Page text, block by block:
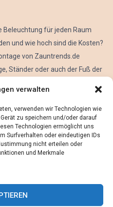
verwalten
verwenden wir Technologien wie
zu speichern und/oder darauf
Technologien ermöglicht uns
Surfverhalten oder eindeutigen IDs
nicht erteilen oder
und Merkmale
Beleuchtung für jeden Raum
und wie hoch sind die Kosten?
von Zauntrends.de
Ständer oder auch der Fuß der